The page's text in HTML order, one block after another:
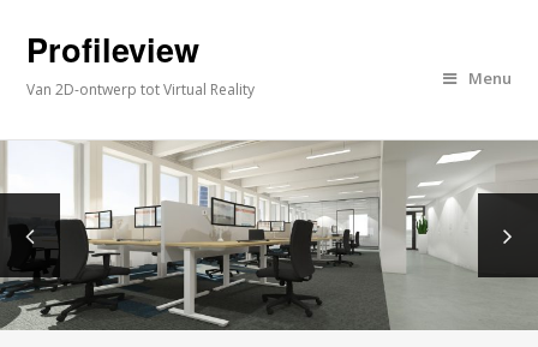
Profileview
Van 2D-ontwerp tot Virtual Reality
Menu